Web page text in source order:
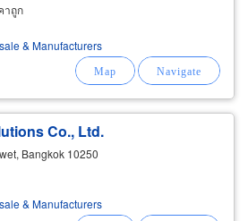
าถูก
& Manufacturers
Co., Ltd.
Bangkok 10250
& Manufacturers